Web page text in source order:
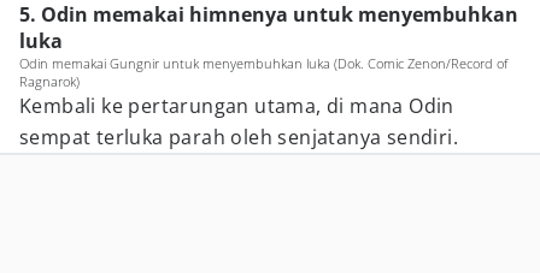
5. Odin memakai himnenya untuk menyembuhkan
luka
Odin memakai Gungnir untuk menyembuhkan luka (Dok. Comic Zenon/Record of
Ragnarok)
Kembali ke pertarungan utama, di mana Odin
sempat terluka parah oleh senjatanya sendiri.